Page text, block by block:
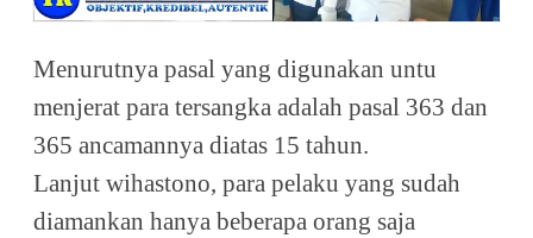
Menurutnya pasal yang digunakan untu
menjerat para tersangka adalah pasal 363 dan
365 ancamannya diatas 15 tahun.
Lanjut wihastono, para pelaku yang sudah
diamankan hanya beberapa orang saja